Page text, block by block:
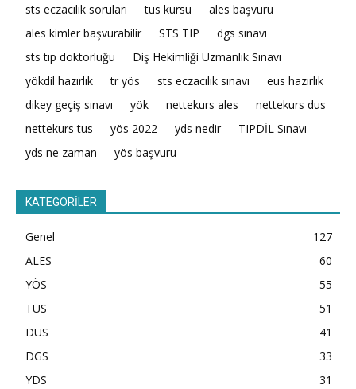
sts eczacılık soruları
tus kursu
ales başvuru
ales kimler başvurabilir
STS TIP
dgs sınavı
sts tıp doktorluğu
Diş Hekimliği Uzmanlık Sınavı
yökdil hazırlık
tr yös sts eczacılık sınavı
eus hazırlık
dikey geçiş sınavı
yök nettekurs ales
nettekurs dus
nettekurs tus
yös 2022 yds nedir
TIPDİL Sınavı
yds ne zaman
yös başvuru
KATEGORİLER
Genel
127
ALES
60
YÖS
55
TUS
51
DUS
41
DGS
33
YDS
31